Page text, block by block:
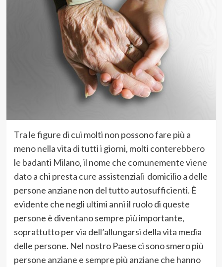
Tra le figure di cui molti non possono fare più a
meno nella vita di tutti i giorni, molti conterebbero
le badanti Milano, il nome che comunemente viene
dato a chi presta cure assistenziali domicilio a delle
persone anziane non del tutto autosufficienti. È
evidente che negli ultimi anni il ruolo di queste
persone è diventano sempre più importante,
soprattutto per via dell’allungarsi della vita media
delle persone. Nel nostro Paese ci sono smero più
persone anziane e sempre più anziane che hanno